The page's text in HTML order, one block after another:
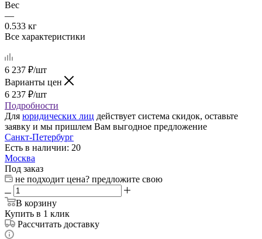
Вес
—
0.533 кг
Все характеристики
6 237 ₽/шт
Варианты цен
6 237 ₽/шт
Подробности
Для юридических лиц действует система скидок, оставьте
заявку и мы пришлем Вам выгодное предложение
Санкт-Петербург
Есть в наличии: 20
Москва
Под заказ
не подходит цена? предложите свою
В корзину
Купить в 1 клик
Рассчитать доставку